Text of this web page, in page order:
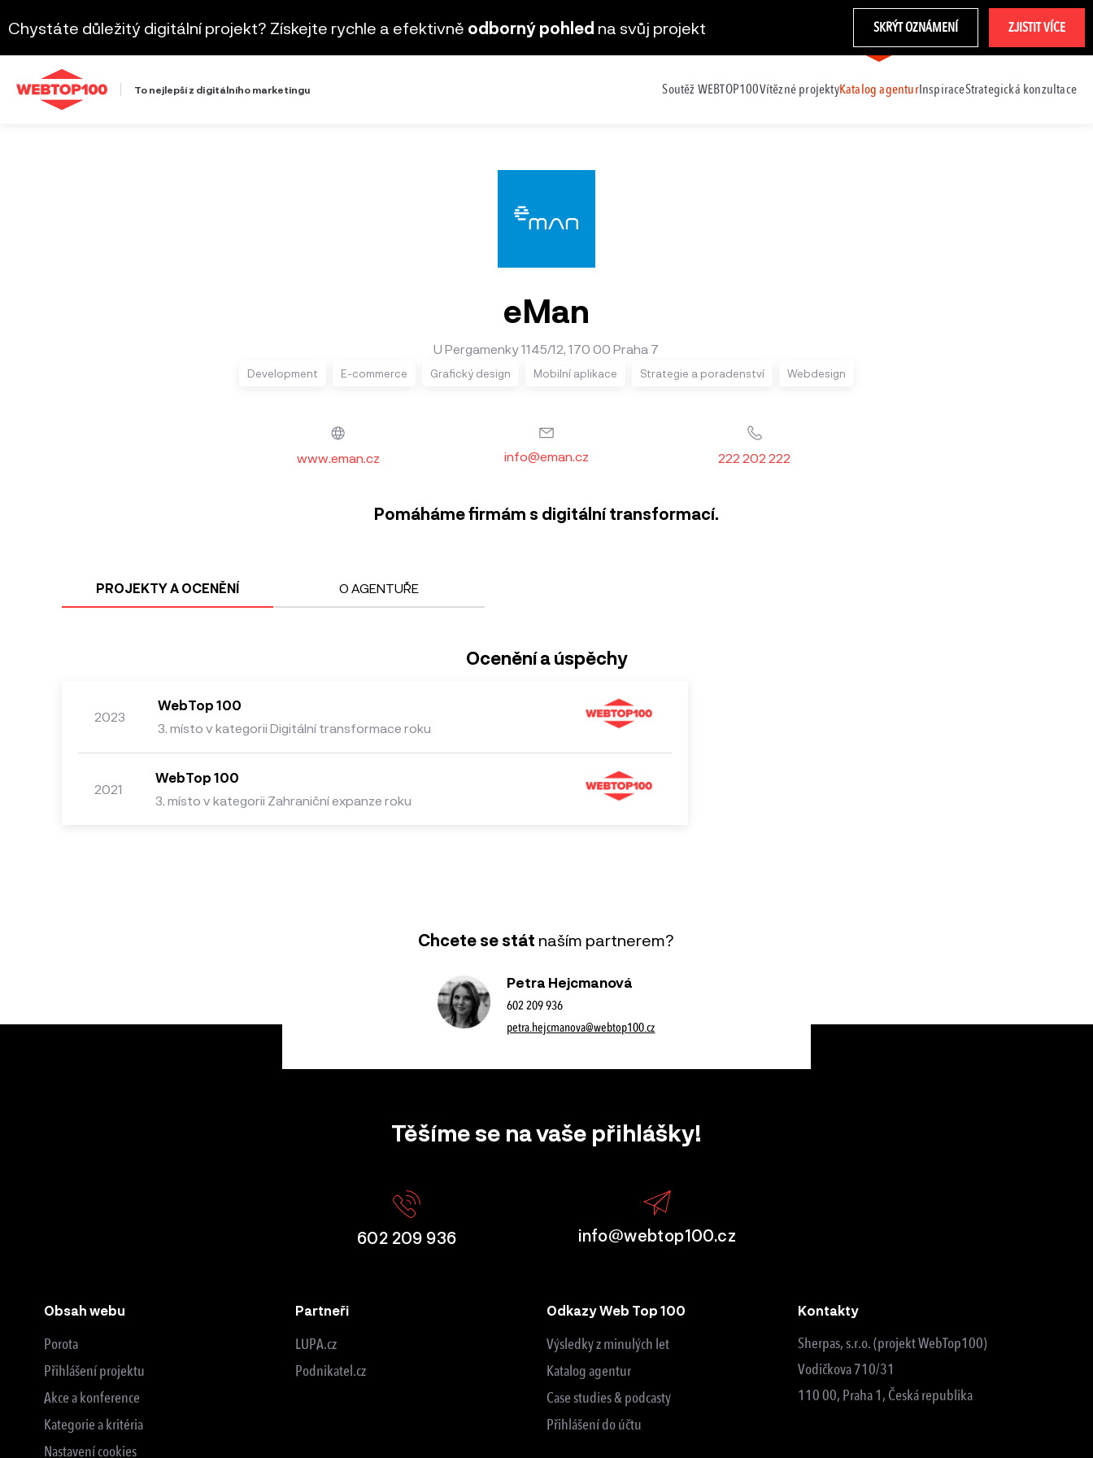
Chystáte důležitý digitální projekt? Získejte rychle a efektivně odborný pohled na svůj projekt SKRÝT OZNÁMENÍ ZJISTIT VÍCE
To nejlepší z digitálního marketingu Soutěž WEBTOP100Vítězné projektyKatalog agenturInspiraceStrategická konzultace
eMan
U Pergamenky 1145/12, 170 00 Praha 7
Development E-commerce Grafický design Mobilní aplikace Strategie a poradenství Webdesign
www.eman.cz info@eman.cz 222 202 222
Pomáháme firmám s digitální transformací.
PROJEKTY A OCENĚNÍ O AGENTUŘE
Ocenění a úspěchy
2023
WebTop 100
3. místo v kategorii Digitální transformace roku
2021
WebTop 100
3. místo v kategorii Zahraniční expanze roku
Chcete se stát naším partnerem?
Petra Hejcmanová
602 209 936
petra.hejcmanova@webtop100.cz
Těšíme se na vaše přihlášky!
602 209 936 info@webtop100.cz
Obsah webu
Porota
Přihlášení projektu
Akce a konference
Kategorie a kritéria
Nastavení cookies
Partneři
LUPA.cz
Podnikatel.cz
Odkazy Web Top 100
Výsledky z minulých let
Katalog agentur
Case studies & podcasty
Přihlášení do účtu
Kontakty
Sherpas, s.r.o. (projekt WebTop100)
Vodičkova 710/31
110 00, Praha 1, Česká republika